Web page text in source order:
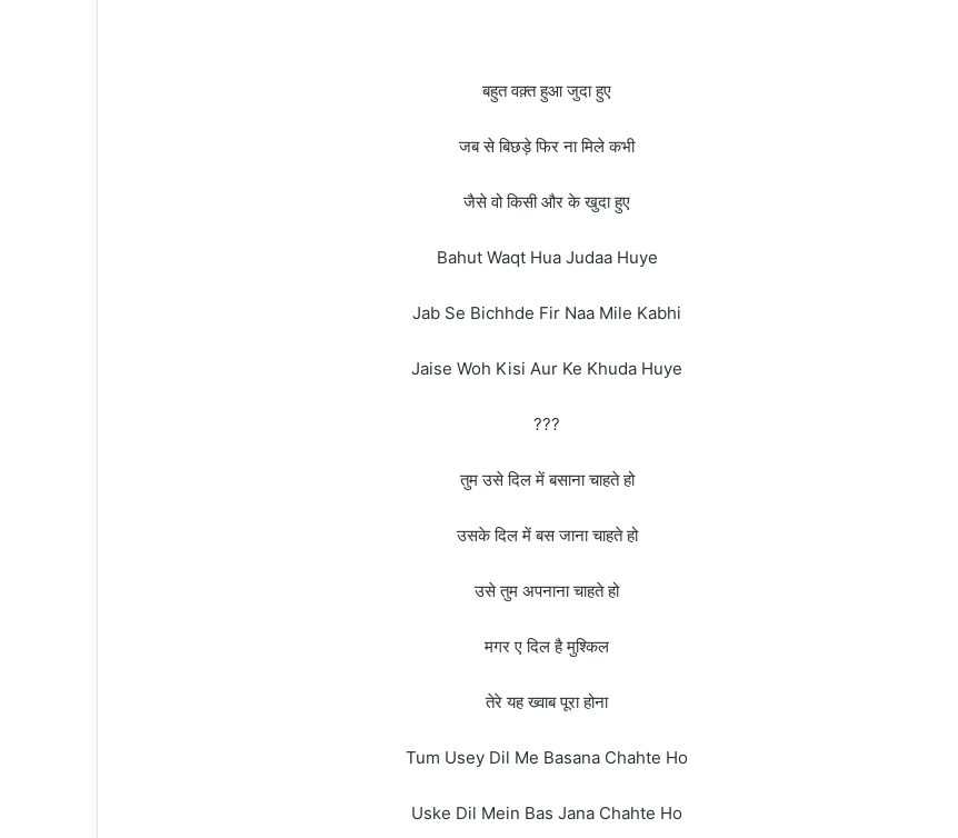
बहुत वक़्त हुआ जुदा हुए
जब से बिछड़े फिर ना मिले कभी
जैसे वो किसी और के खुदा हुए
Bahut Waqt Hua Judaa Huye
Jab Se Bichhde Fir Naa Mile Kabhi
Jaise Woh Kisi Aur Ke Khuda Huye
???
तुम उसे दिल में बसाना चाहते हो
उसके दिल में बस जाना चाहते हो
उसे तुम अपनाना चाहते हो
मगर ए दिल है मुश्किल
तेरे यह ख्वाब पूरा होना
Tum Usey Dil Me Basana Chahte Ho
Uske Dil Mein Bas Jana Chahte Ho